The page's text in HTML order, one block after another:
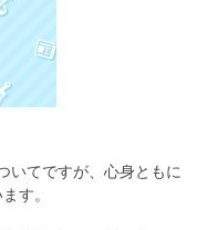
いてですが、心身ともに
す。